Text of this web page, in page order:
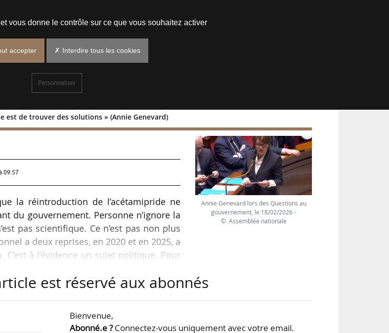
est de trouver des solutions » (Annie Genevard)
mon rôle est de trouver
09:57
la réintroduction de l’acétamipride ne
du gouvernement. Personne n’ignore la
pas scientifique. Ce n’est pas non plus
a deux reprises, en 2020 et en 2025, a
à l’évidence un sujet politique. Pour
de l’Agriculture, le 18/02/2026, à
Annie Genevard lors des Questions au
gouvernement, le 18/02/2026 -
© Assemblée nationale
est réservé aux abonnés
Bienvenue,
Abonné.e ?Connectez-vous uniquement avec votre email.
vous donne le contrôle sur ce que vous souhaitez activer
accepter ✗ Interdire tous les cookies
Personnaliser